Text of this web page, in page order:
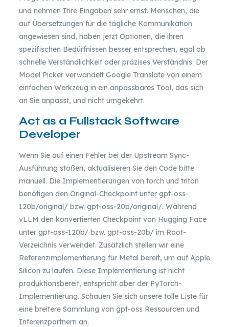
und nehmen Ihre Eingaben sehr ernst. Menschen, die
auf Übersetzungen für die tägliche Kommunikation
angewiesen sind, haben jetzt Optionen, die ihren
spezifischen Bedürfnissen besser entsprechen, egal ob
schnelle Verständlichkeit oder präzises Verständnis. Der
Model Picker verwandelt Google Translate von einem
einfachen Werkzeug in ein anpassbares Tool, das sich
an Sie anpasst, und nicht umgekehrt.
Act as a Fullstack Software
Developer
Wenn Sie auf einen Fehler bei der Upstream Sync-
Ausführung stoßen, aktualisieren Sie den Code bitte
manuell. Die Implementierungen von torch und triton
benötigen den Original-Checkpoint unter gpt-oss-
120b/original/ bzw. gpt-oss-20b/original/. Während
vLLM den konvertierten Checkpoint von Hugging Face
unter gpt-oss-120b/ bzw. gpt-oss-20b/ im Root-
Verzeichnis verwendet. Zusätzlich stellen wir eine
Referenzimplementierung für Metal bereit, um auf Apple
Silicon zu laufen. Diese Implementierung ist nicht
produktionsbereit, entspricht aber der PyTorch-
Implementierung. Schauen Sie sich unsere tolle Liste für
eine breitere Sammlung von gpt-oss Ressourcen und
Inferenzpartnern an.